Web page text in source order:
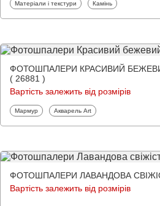
Фотошпалери
Матеріали і текстури Фотошпалери
Камінь
ФОТОШПАЛЕРИ КРАСИВИЙ
( 26881 )
Вартість залежить від розмірів
Фотошпалери
Мармур Фотошпалери
Акварель Art
ФОТОШПАЛЕРИ ЛАВАНДОВА
Вартість залежить від розмірів